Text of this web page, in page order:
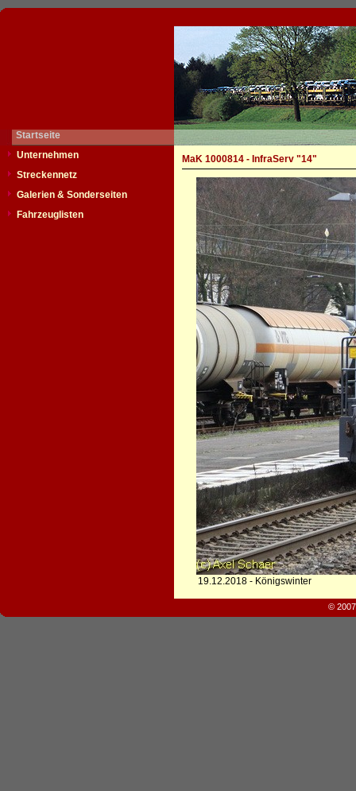
Startseite
Unternehmen
Streckennetz
Galerien & Sonderseiten
Fahrzeuglisten
MaK 1000814 - InfraServ "14"
19.12.2018 - Königswinter
©